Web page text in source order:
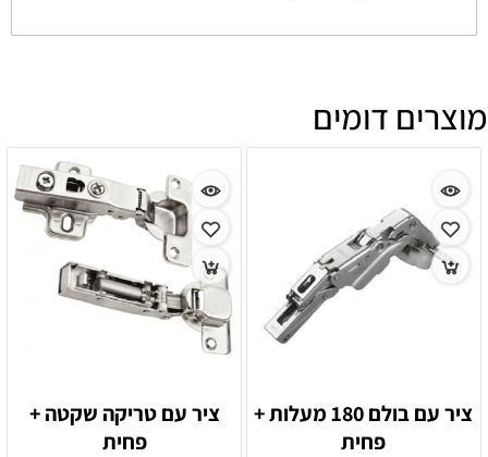
מוצרים דומים
ציר עם בולם 180 מעלות +
פחית
ציר עם טריקה שקטה +
פחית